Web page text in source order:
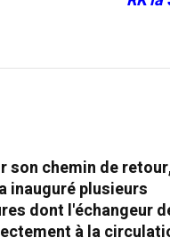
son chemin de
inauguré plusieurs
dont l'échangeur
à la